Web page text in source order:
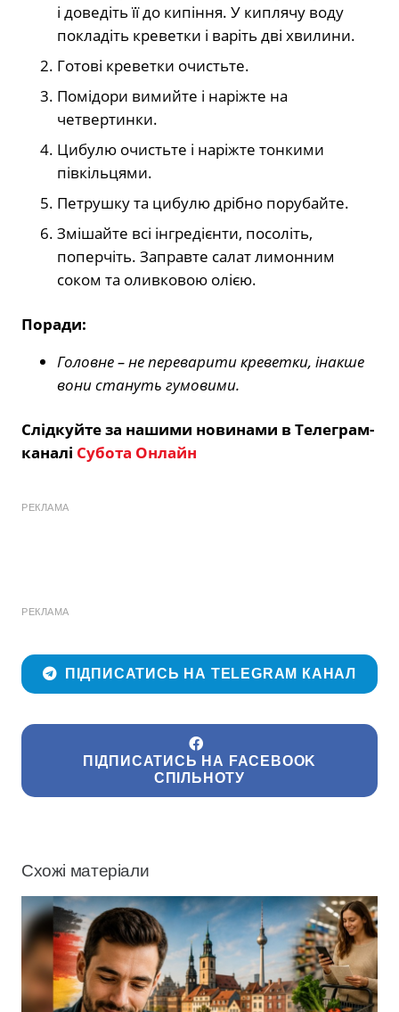
і доведіть її до кипіння. У киплячу воду
покладіть креветки і варіть дві хвилини.
Готові креветки очистьте.
Помідори вимийте і наріжте на
четвертинки.
Цибулю очистьте і наріжте тонкими
півкільцями.
Петрушку та цибулю дрібно порубайте.
Змішайте всі інгредієнти, посоліть,
поперчіть. Заправте салат лимонним
соком та оливковою олією.
Поради:
Головне – не переварити креветки, інакше
вони стануть гумовими.
Слідкуйте за нашими новинами в Телеграм-
каналі Субота Онлайн
РЕКЛАМА
РЕКЛАМА
ПІДПИСАТИСЬ НА TELEGRAM КАНАЛ
ПІДПИСАТИСЬ НА FACEBOOK
СПІЛЬНОТУ
Схожі матеріали